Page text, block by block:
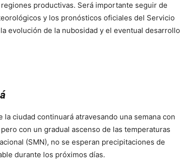
productivas. Será importante seguir de
y los pronósticos oficiales del Servicio
evolución de la nubosidad y el eventual desarrollo
ciudad continuará atravesando una semana con
con un gradual ascenso de las temperaturas
(SMN), no se esperan precipitaciones de
durante los próximos días.